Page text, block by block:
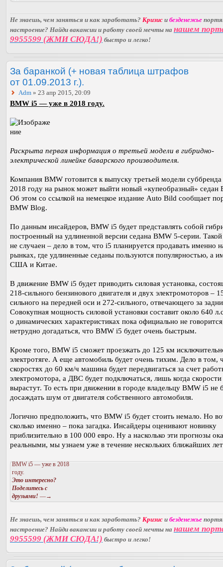
Не знаешь, чем заняться и как заработать? Кризис и безденежье
настроение? Найди вакансии и работу своей мечты на нашем
9955599 (ЖМИ СЮДА!) быстро и легко!
За баранкой (+ новая таблица штрафов
от 01.09.2013 г.).
Adm » 23 апр 2015, 20:09
BMW i5 — уже в 2018 году.
Раскрыта первая информация о третьей модели в гибридно-
электрической линейке баварского производителя.
Компания BMW готовится к выпуску третьей модели
2018 году на рынок может выйти новый «купеобразный» седан
Об этом со ссылкой на немецкое издание Auto Bild сообщает
BMW Blog.
По данным инсайдеров, BMW i5 будет представлять собой
построенный на удлиненной версии седана BMW 5-серии.
не случаен – дело в том, что i5 планируется продавать именно
рынках, где удлиненные седаны пользуются популярностью, а
США и Китае.
В движение BMW i5 будет приводить силовая установка,
218-сильного бензинового двигателя и двух электромоторов –
сильного на передней оси и 272-сильного, отвечающего за
Совокупная мощность силовой установки составит около 640
о динамических характеристиках пока официально не
нетрудно догадаться, что BMW i5 будет очень быстрым.
Кроме того, BMW i5 сможет проезжать до 125 км
электротяге. А еще автомобиль будет очень тихим. Дело в том,
скоростях до 60 км/ч машина будет передвигаться за счет
электромотора, а ДВС будет подключаться, лишь когда скорости
вырастут. То есть при движении в городе владельцу BMW i5 не
досаждать шум от двигателя собственного автомобиля.
Логично предположить, что BMW i5 будет стоить немало. Но
сколько именно – пока загадка. Инсайдеры оценивают новинку
приблизительно в 100 000 евро. Ну а насколько эти прогнозы
реальными, мы узнаем уже в течение нескольких ближайших
BMW i5 — уже в 2018
году.
Это интересно?
Поделитесь с
друзьями! —→
Не знаешь, чем заняться и как заработать? Кризис и безденежье
настроение? Найди вакансии и работу своей мечты на нашем
9955599 (ЖМИ СЮДА!) быстро и легко!